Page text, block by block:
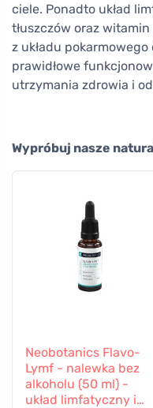
ciele. Ponadto układ
tłuszczów oraz
z układu
prawidłowe
utrzymania zdrowia i
Wypróbuj nasze
Neobotanics Flavo-
Lymf - nalewka bez
alkoholu (50 ml) -
układ limfatyczny i